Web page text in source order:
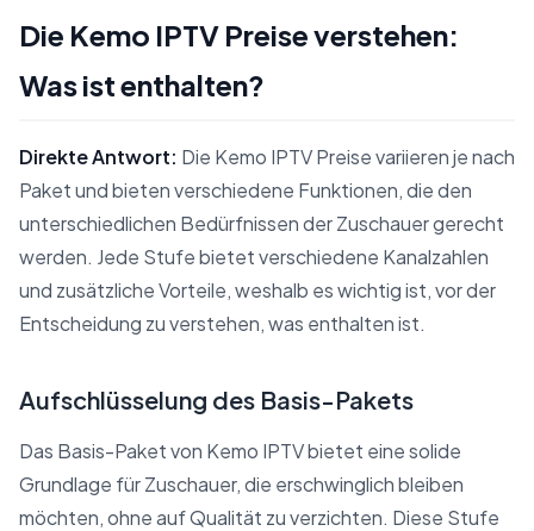
Die Kemo IPTV Preise verstehen:
Was ist enthalten?
Direkte Antwort: Die Kemo IPTV Preise variieren je nach
Paket und bieten verschiedene Funktionen, die den
unterschiedlichen Bedürfnissen der Zuschauer gerecht
werden. Jede Stufe bietet verschiedene Kanalzahlen
und zusätzliche Vorteile, weshalb es wichtig ist, vor der
Entscheidung zu verstehen, was enthalten ist.
Aufschlüsselung des Basis-Pakets
Das Basis-Paket von Kemo IPTV bietet eine solide
Grundlage für Zuschauer, die erschwinglich bleiben
möchten, ohne auf Qualität zu verzichten. Diese Stufe